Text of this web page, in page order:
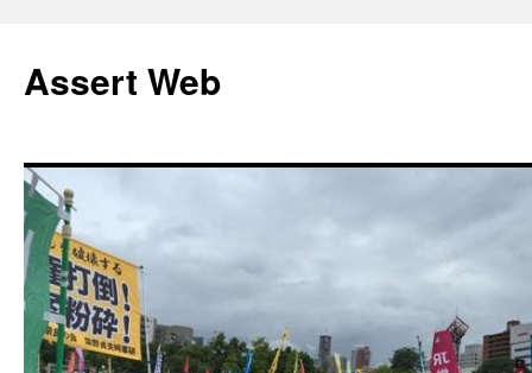
テ
ン
ス
キ
ッ
プ
Assert Web